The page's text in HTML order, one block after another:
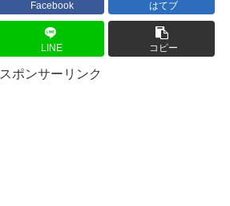
Facebook はてブ
LINE コピー
スポンサーリンク